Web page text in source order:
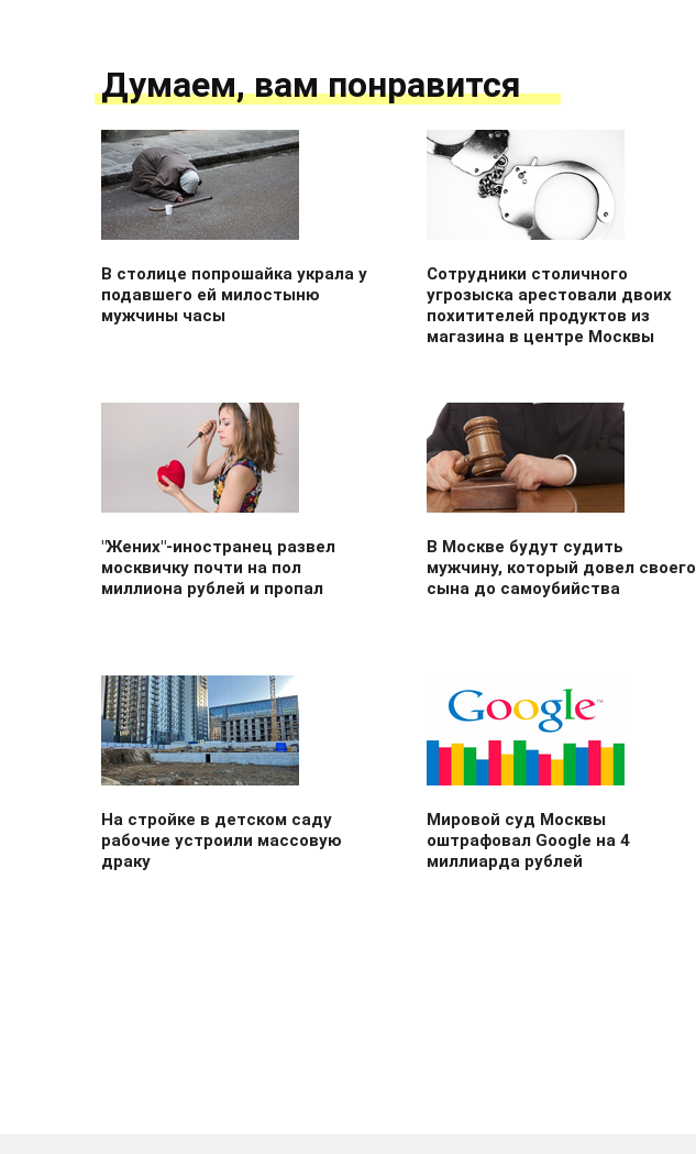
Думаем, вам понравится
В столице попрошайка украла у
подавшего ей милостыню
мужчины часы
Сотрудники столичного
угрозыска арестовали двоих
похитителей продуктов из
магазина в центре Москвы
"Жених"-иностранец развел
москвичку почти на пол
миллиона рублей и пропал
В Москве будут судить
мужчину, который довел своего
сына до самоубийства
На стройке в детском саду
рабочие устроили массовую
драку
Мировой суд Москвы
оштрафовал Google на 4
миллиарда рублей